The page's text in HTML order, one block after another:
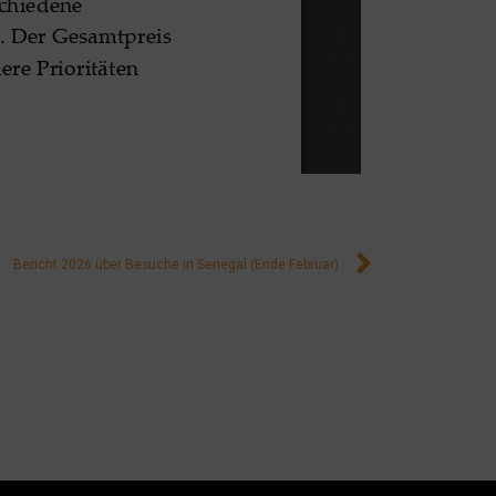
Bericht 2026 über Besuche in Senegal (Ende Februar)